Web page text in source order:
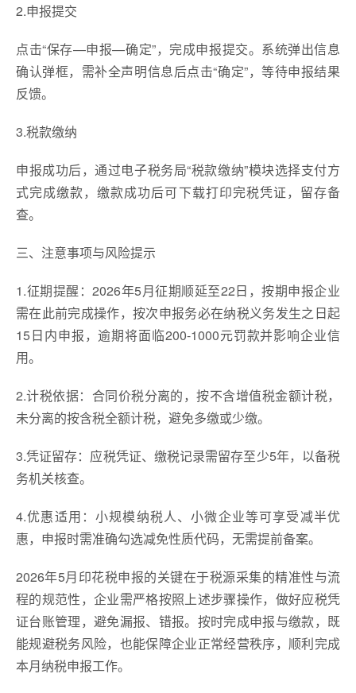
2.申报提交
点击“保存—申报—确定”，完成申报提交。系统弹出信息
确认弹框，需补全声明信息后点击“确定”，等待申报结果
反馈。
3.税款缴纳
申报成功后，通过电子税务局“税款缴纳”模块选择支付方
式完成缴款，缴款成功后可下载打印完税凭证，留存备
查。
三、注意事项与风险提示
1.征期提醒：2026年5月征期顺延至22日，按期申报企业
需在此前完成操作，按次申报务必在纳税义务发生之日起
15日内申报，逾期将面临200-1000元罚款并影响企业信
用。
2.计税依据：合同价税分离的，按不含增值税金额计税，
未分离的按含税全额计税，避免多缴或少缴。
3.凭证留存：应税凭证、缴税记录需留存至少5年，以备税
务机关核查。
4.优惠适用：小规模纳税人、小微企业等可享受减半优
惠，申报时需准确勾选减免性质代码，无需提前备案。
2026年5月印花税申报的关键在于税源采集的精准性与流
程的规范性，企业需严格按照上述步骤操作，做好应税凭
证台账管理，避免漏报、错报。按时完成申报与缴款，既
能规避税务风险，也能保障企业正常经营秩序，顺利完成
本月纳税申报工作。